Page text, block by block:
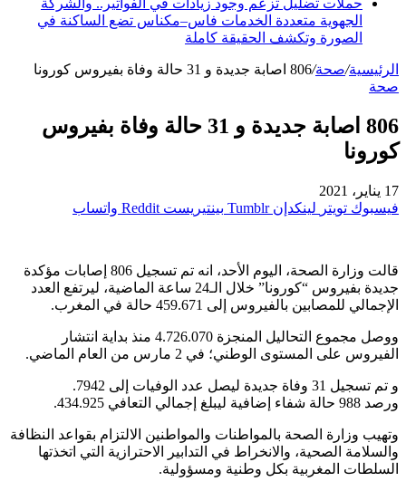
حملات تضليل تزعم وجود زيادات في الفواتير.. والشركة
الجهوية متعددة الخدمات فاس–مكناس تضع الساكنة في
الصورة وتكشف الحقيقة كاملة
الرئيسية/صحة/806 اصابة جديدة و 31 حالة وفاة بفيروس كورونا
صحة
806 اصابة جديدة و 31 حالة وفاة بفيروس
كورونا
17 يناير، 2021
فيسبوك تويتر لينكدإن بينتيريست واتساب
قالت وزارة الصحة، اليوم الأحد، انه تم تسجيل 806 إصابات مؤكدة
جديدة بفيروس “كورونا” خلال الـ24 ساعة الماضية، ليرتفع العدد
الإجمالي للمصابين بالفيروس إلى 459.671 حالة في المغرب.
ووصل مجموع التحاليل المنجزة 4.726.070 منذ بداية انتشار
الفيروس على المستوى الوطني؛ في 2 مارس من العام الماضي.
و تم تسجيل 31 وفاة جديدة ليصل عدد الوفيات إلى 7942.
ورصد 988 حالة شفاء إضافية ليبلغ إجمالي التعافي 434.925.
وتهيب وزارة الصحة بالمواطنات والمواطنين الالتزام بقواعد النظافة
والسلامة الصحية، والانخراط في التدابير الاحترازية التي اتخذتها
السلطات المغربية بكل وطنية ومسؤولية.